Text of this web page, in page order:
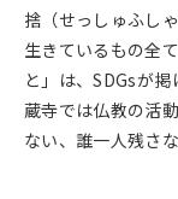
捨（せっしゅふし
生きているもの全
と」は、SDGsが
蔵寺では仏教の活
ない、誰一人残さ